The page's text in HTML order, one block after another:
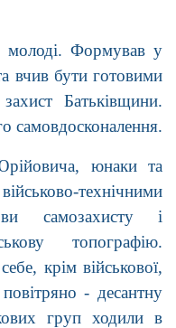
молоді. Формував у
вчив бути готовими
Батьківщини.
самовдосконалення.
юнаки та
технічними
самозахисту і
топографію.
крім військової,
- десантну
груп ходили в